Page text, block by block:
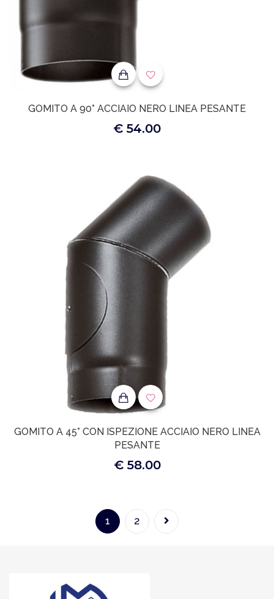
GOMITO A 90° ACCIAIO NERO LINEA PESANTE
€ 54.00
GOMITO A 45° CON ISPEZIONE ACCIAIO NERO LINEA
PESANTE
€ 58.00
1 2